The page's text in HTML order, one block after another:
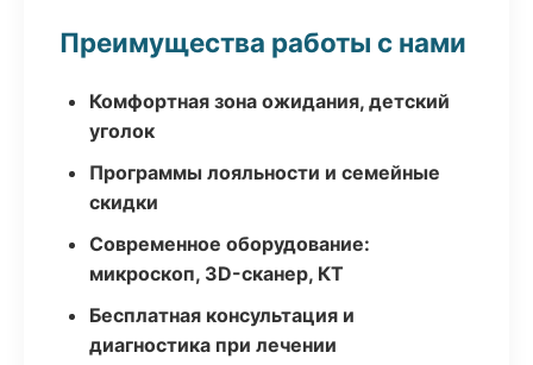
Преимущества работы с нами
Комфортная зона ожидания, детский
уголок
Программы лояльности и семейные
скидки
Современное оборудование:
микроскоп, 3D-сканер, КТ
Бесплатная консультация и
диагностика при лечении